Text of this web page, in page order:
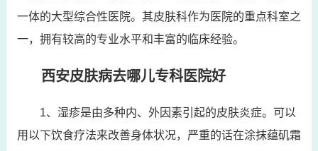
一体的大型综合性医院。其皮肤科作为医院的重点科室之
一，拥有较高的专业水平和丰富的临床经验。
西安皮肤病去哪儿专科医院好
1、湿疹是由多种内、外因素引起的皮肤炎症。可以
用以下饮食疗法来改善身体状况，严重的话在涂抹蕴矶霜